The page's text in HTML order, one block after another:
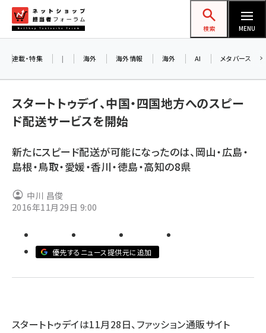
ン
ネットショップ担当者フォーラム
検索 MENU
yahoo (1908)
ecbeing (1211)
base (1083)
連載・特集 | 海外 海外情報 海外 AI メタバース
スタートトゥデイ、中国・四国地方へのスピー
ド配送サービスを開始
新たにスピード配送が可能になったのは、岡山・広島・
島根・鳥取・愛媛・香川・徳島・高知の8県
中川 昌俊
2016年11月29日 9:00
優先するニュース提供元に追加
スタートトゥデイは11月28日、ファッション通販サイト